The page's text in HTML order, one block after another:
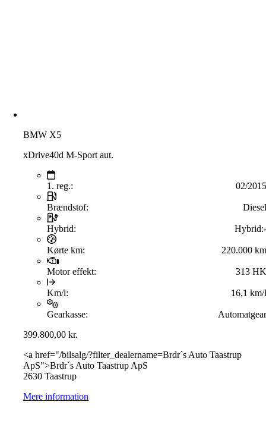
BMW X5
xDrive40d M-Sport aut.
1. reg.: 02/2015
Brændstof: Diesel
Hybrid: Hybrid:-
Kørte km: 220.000 km
Motor effekt: 313 HK
Km/l: 16,1 km/l
Gearkasse:
Automatgear
399.800,00kr.
<a href="/bilsalg/?filter_dealername=Brdr´s Auto Taastrup
ApS">Brdr´s Auto Taastrup ApS
2630 Taastrup
Mere information